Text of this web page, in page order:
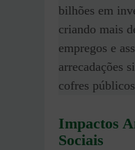
bilhões em
criando mais
empregos e
arrecadações
cofres
Impactos
Sociais